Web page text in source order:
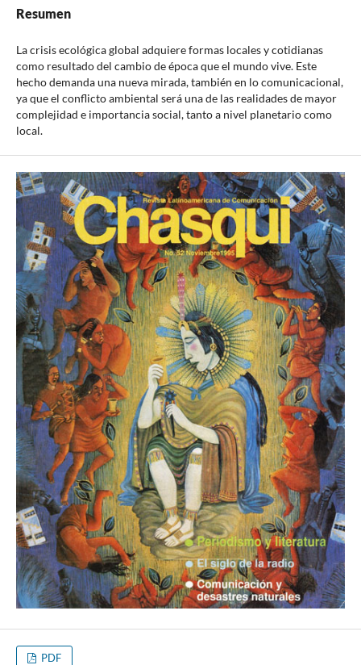
Resumen
La crisis ecológica global adquiere formas locales y cotidianas
como resultado del cambio de época que el mundo vive. Este
hecho demanda una nueva mirada, también en lo comunicacional,
ya que el conflicto ambiental será una de las realidades de mayor
complejidad e importancia social, tanto a nivel planetario como
local.
PDF